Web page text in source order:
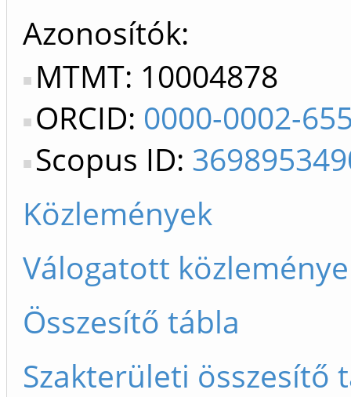
Azonosítók
MTMT: 10004878
ORCID: 0000-0002-
Scopus ID:
Közlemények
Válogatott
Összesítő tábla
Szakterületi összesítő